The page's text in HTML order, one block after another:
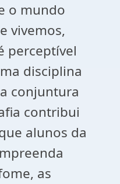
o mundo
vivemos,
perceptível
disciplina
conjuntura
contribui
alunos da
as